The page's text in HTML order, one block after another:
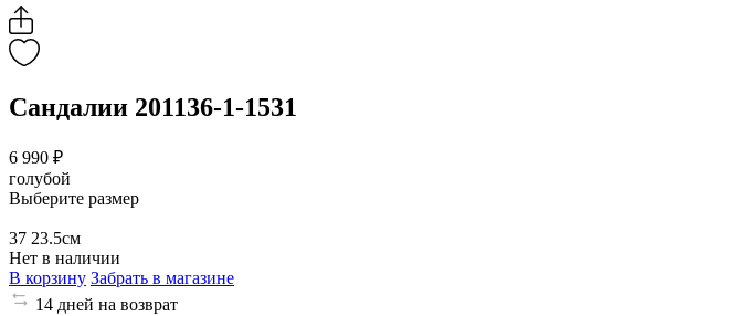
Сандалии 201136-1-1531
6 990 ₽
голубой
Выберите размер
37 23.5см
Нет в наличии
В корзину Забрать в магазине
14 дней на возврат